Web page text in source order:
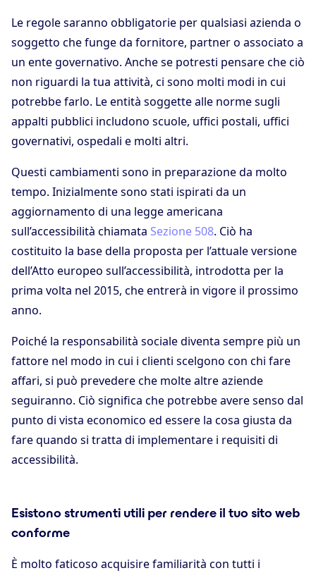
Le regole saranno obbligatorie per qualsiasi azienda o
soggetto che funge da fornitore, partner o associato a
un ente governativo. Anche se potresti pensare che ciò
non riguardi la tua attività, ci sono molti modi in cui
potrebbe farlo. Le entità soggette alle norme sugli
appalti pubblici includono scuole, uffici postali, uffici
governativi, ospedali e molti altri.
Questi cambiamenti sono in preparazione da molto
tempo. Inizialmente sono stati ispirati da un
aggiornamento di una legge americana
sull’accessibilità chiamata Sezione 508. Ciò ha
costituito la base della proposta per l’attuale versione
dell’Atto europeo sull’accessibilità, introdotta per la
prima volta nel 2015, che entrerà in vigore il prossimo
anno.
Poiché la responsabilità sociale diventa sempre più un
fattore nel modo in cui i clienti scelgono con chi fare
affari, si può prevedere che molte altre aziende
seguiranno. Ciò significa che potrebbe avere senso dal
punto di vista economico ed essere la cosa giusta da
fare quando si tratta di implementare i requisiti di
accessibilità.
Esistono strumenti utili per rendere il tuo sito web
conforme
È molto faticoso acquisire familiarità con tutti i